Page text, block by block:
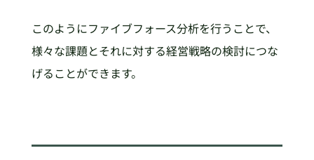
このようにファイブフォース分析を行うことで、
様々な課題とそれに対する経営戦略の検討につな
げることができます。